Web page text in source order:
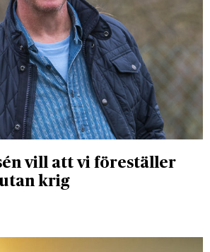
vill att vi föreställer
krig